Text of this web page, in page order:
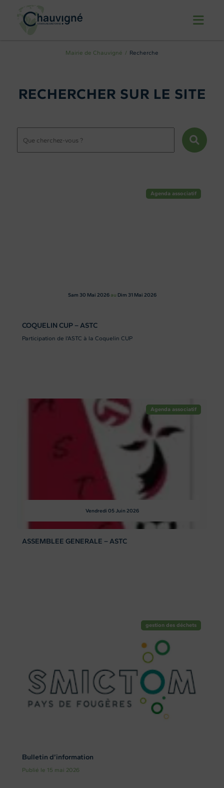
Mairie de Chauvigné Recherche
RECHERCHER SUR LE SITE
Agenda associatif
Sam 30 Mai 2026au Dim 31 Mai 2026
COQUELIN CUP – ASTC
Participation de l'ASTC à la Coquelin CUP
Agenda associatif
Vendredi 05Juin 2026
ASSEMBLEE GENERALE – ASTC
gestion des déchets
Bulletin d’information
Publié le 15 mai 2026